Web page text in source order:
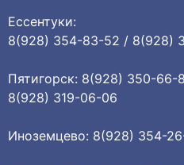
Ессентуки:
8(928) 354-83-52 / 8(928)
Пятигорск: 8(928) 350-
8(928) 319-06-06
Иноземцево: 8(928) 354-